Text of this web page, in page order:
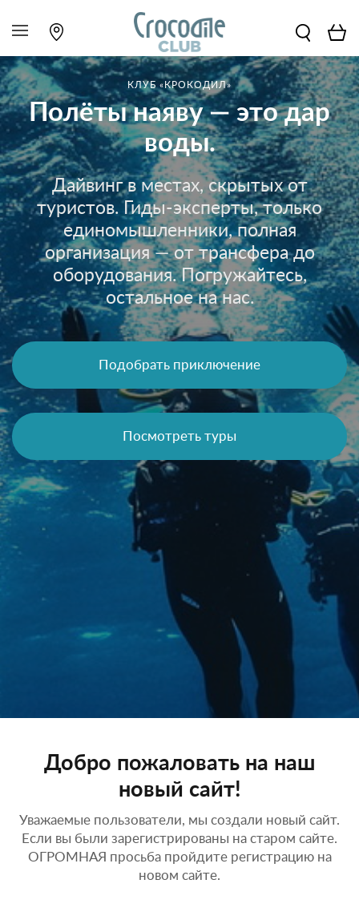
КЛУБ «КРОКОДИЛ»
Полёты наяву — это дар
воды.
Дайвинг в местах, скрытых от
туристов. Гиды-эксперты, только
единомышленники, полная
организация — от трансфера до
оборудования. Погружайтесь,
остальное на нас.
Подобрать приключение
Посмотреть туры
Добро пожаловать на наш
новый сайт!
Уважаемые пользователи, мы создали новый сайт.
Если вы были зарегистрированы на старом сайте.
ОГРОМНАЯ просьба пройдите регистрацию на
новом сайте.